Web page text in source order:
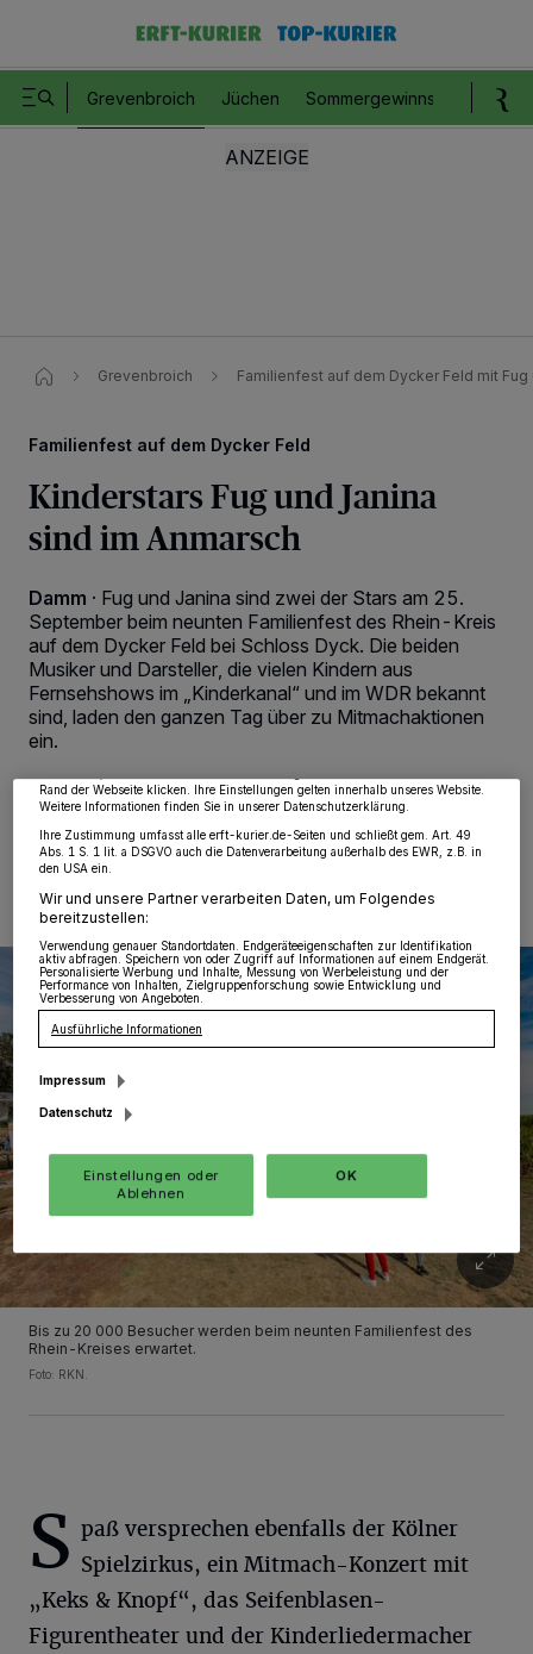
Grevenbroich Jüchen Sommergewinnspiel
Grevenbroich Familienfest auf dem Dycker Feld ​mit Fug
Familienfest auf dem Dycker Feld
Kinderstars Fug und Janina
sind im Anmarsch
Damm · Fug und Janina sind zwei der Stars am 25.
September beim neunten Familienfest des Rhein-Kreis
auf dem Dycker Feld bei Schloss Dyck. Die beiden
Musiker und Darsteller, die vielen Kindern aus
Fernsehshows im „Kinderkanal“ und im WDR bekannt
sind, laden den ganzen Tag über zu Mitmachaktionen
ein.
30.08.2022 , 11:25 Uhr 2 Minuten Lesezeit
Bis zu 20 000 Besucher werden beim neunten Familienfest des
Rhein-Kreises erwartet.
Foto: RKN.
S paß versprechen ebenfalls der Kölner
Spielzirkus, ein Mitmach-Konzert mit
„Keks & Knopf“, das Seifenblasen-
Figurentheater und der Kinderliedermacher
Wir und unsere 218-Partner speichern und greifen auf personenbezogene Daten
wie Browserdaten oder eindeutige Kennungen auf Ihrem Gerät zu. Durch Auswahl
von OK aktivieren Sie Tracking-Technologien für die unter „Wir und unsere
Partner verarbeiten Daten, um Ihnen Dienste bereitzustellen“ aufgeführten
Zwecke. Wenn Tracker deaktiviert sind, sind manche Inhalte und Anzeigen
möglicherweise nicht mehr so relevant für Sie. Sie können dieses Menü jederzeit
Rand der Webseite klicken. Ihre Einstellungen gelten innerhalb unseres Website.
Weitere Informationen finden Sie in unserer Datenschutzerklärung.
Ihre Zustimmung umfasst alle erft-kurier.de-Seiten und schließt gem. Art. 49
Abs. 1 S. 1 lit. a DSGVO auch die Datenverarbeitung außerhalb des EWR, z.B. in
den USA ein.
Wir und unsere Partner verarbeiten Daten, um Folgendes
bereitzustellen:
Verwendung genauer Standortdaten. Endgeräteeigenschaften zur Identifikation
aktiv abfragen. Speichern von oder Zugriff auf Informationen auf einem Endgerät.
Personalisierte Werbung und Inhalte, Messung von Werbeleistung und der
Performance von Inhalten, Zielgruppenforschung sowie Entwicklung und
Verbesserung von Angeboten.
Ausführliche Informationen
Impressum
Datenschutz
Einstellungen oder
Ablehnen
OK